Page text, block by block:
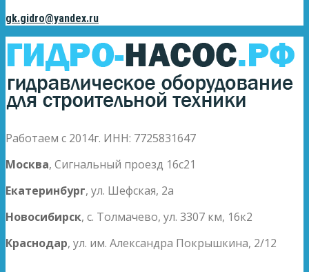
gk.gidro@yandex.ru
Работаем с 2014г. ИНН: 7725831647
Москва, Сигнальный проезд 16с21
Екатеринбург, ул. Шефская, 2а
Новосибирск, с. Толмачево, ул. 3307 км, 16к2
Краснодар, ул. им. Александра Покрышкина, 2/12